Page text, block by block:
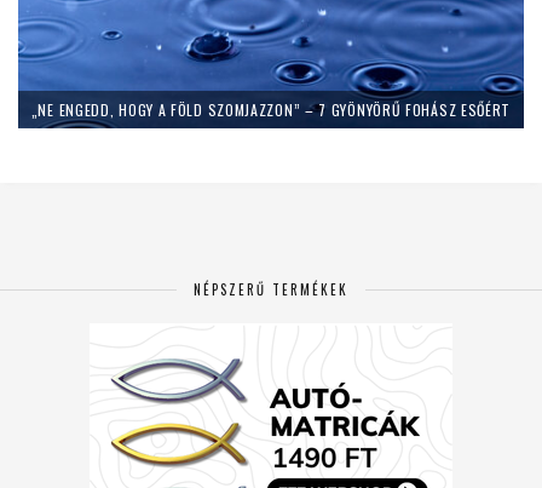
„NE ENGEDD, HOGY A FÖLD SZOMJAZZON” – 7 GYÖNYÖRŰ FOHÁSZ ESŐÉRT
NÉPSZERŰ TERMÉKEK